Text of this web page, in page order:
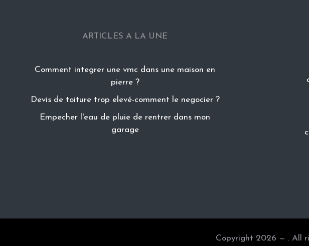
ARTICLES A LA UNE
Comment integrer une vmc dans une maison en
pierre ?
Devis de toiture trop elevé-comment le negocier ?
Empecher l'eau de pluie de rentrer dans mon
garage
Copyright 2026 — . All